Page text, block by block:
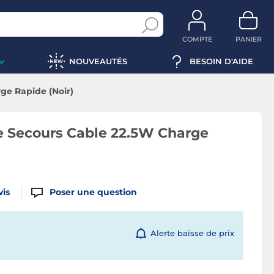
COMPTE PANIER
NOUVEAUTÉS BESOIN D'AIDE
Rapide (Noir)
Cable 22.5W Charge
Poser une question
Alerte baisse de prix